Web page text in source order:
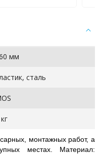
мм
сталь
монтажных работ, а
местах. Материал: